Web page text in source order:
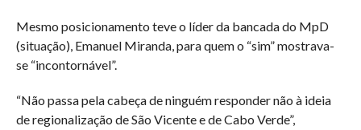
Mesmo posicionamento teve o líder da bancada do MpD
(situação), Emanuel Miranda, para quem o “sim” mostrava-
se “incontornável”.
“Não passa pela cabeça de ninguém responder não à ideia
de regionalização de São Vicente e de Cabo Verde”,